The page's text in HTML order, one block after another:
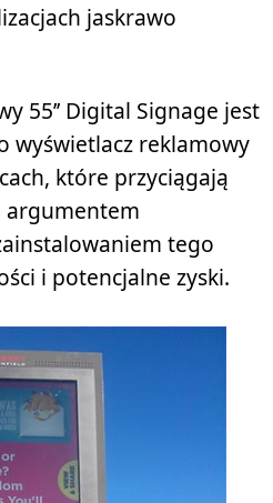
jaskrawo
55’’ Digital Signage jest
wyświetlacz reklamowy
które przyciągają
argumentem
tego
i potencjalne zyski.